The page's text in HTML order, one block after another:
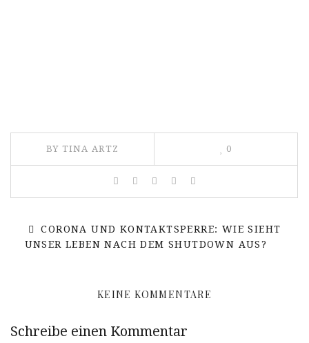
BY TINA ARTZ 0
CORONA UND KONTAKTSPERRE: WIE SIEHT
UNSER LEBEN NACH DEM SHUTDOWN AUS?
KEINE KOMMENTARE
Schreibe einen Kommentar